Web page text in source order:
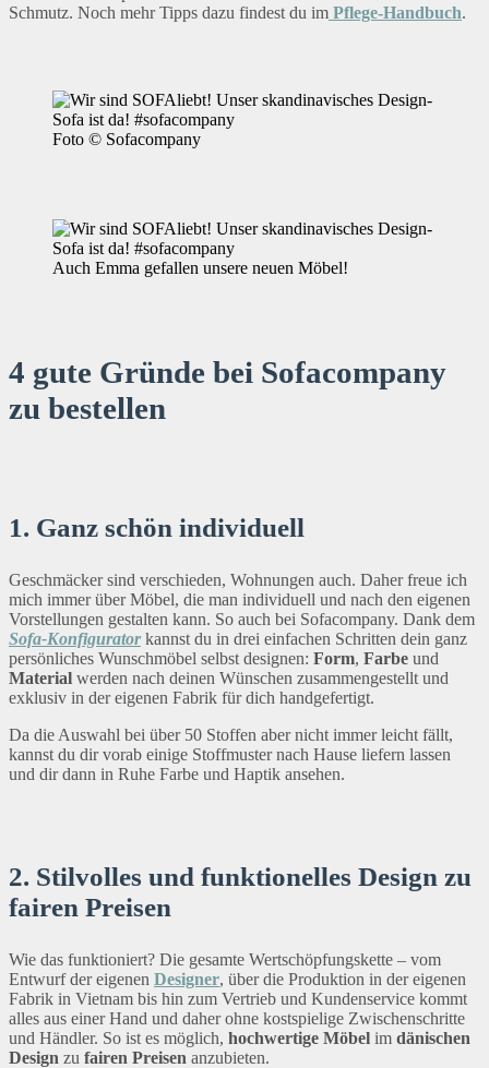
Schmutz. Noch mehr Tipps dazu findest du im Pflege-Handbuch.
Foto © Sofacompany
Auch Emma gefallen unsere neuen Möbel!
4 gute Gründe bei Sofacompany
zu bestellen
1. Ganz schön individuell
Geschmäcker sind verschieden, Wohnungen auch. Daher freue ich
mich immer über Möbel, die man individuell und nach den eigenen
Vorstellungen gestalten kann. So auch bei Sofacompany. Dank dem
Sofa-Konfiguratorkannst du in drei einfachen Schritten dein ganz
persönliches Wunschmöbel selbst designen: Form, Farbe und
Material werden nach deinen Wünschen zusammengestellt und
exklusiv in der eigenen Fabrik für dich handgefertigt.
Da die Auswahl bei über 50 Stoffen aber nicht immer leicht fällt,
kannst du dir vorab einige Stoffmuster nach Hause liefern lassen
und dir dann in Ruhe Farbe und Haptik ansehen.
2. Stilvolles und funktionelles Design zu
fairen Preisen
Wie das funktioniert? Die gesamte Wertschöpfungskette – vom
Entwurf der eigenen Designer, über die Produktion in der eigenen
Fabrik in Vietnam bis hin zum Vertrieb und Kundenservice kommt
alles aus einer Hand und daher ohne kostspielige Zwischenschritte
und Händler. So ist es möglich, hochwertige Möbel im dänischen
Design zu fairen Preisen anzubieten.